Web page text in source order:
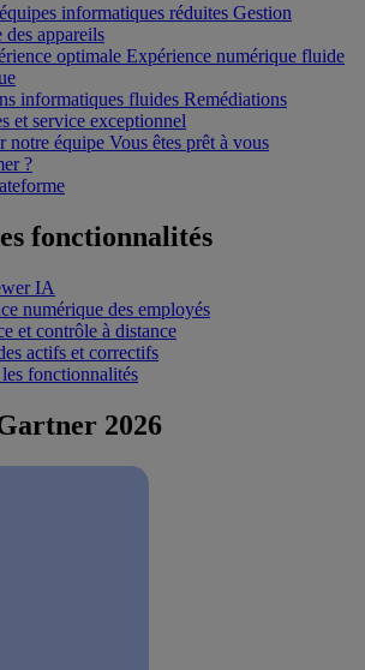
informatiques réduites Gestion
des appareils
optimale Expérience numérique fluide
informatiques fluides Remédiations
et service exceptionnel
notre équipe Vous êtes prêt à vous
?
fonctionnalités
IA
numérique des employés
et contrôle à distance
actifs et correctifs
fonctionnalités
2026